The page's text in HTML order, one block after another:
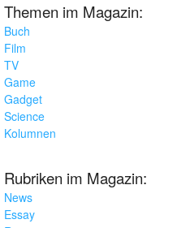
Themen im Magazin:
Buch
Film
TV
Game
Gadget
Science
Kolumnen
Rubriken im Magazin:
News
Essay